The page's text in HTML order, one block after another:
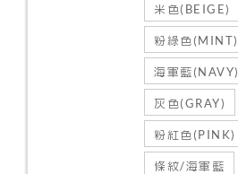
米色(BEIGE)
粉綠色(MINT)
海軍藍(NAVY)
灰色(GRAY)
粉紅色(PINK)
條紋/海軍藍